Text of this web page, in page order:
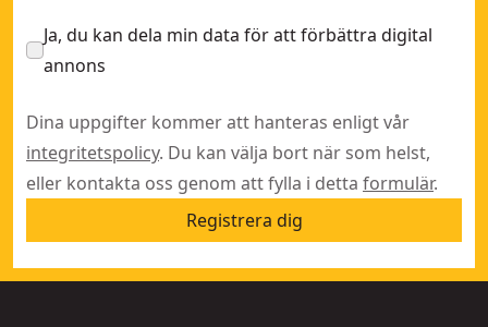
Ja, du kan dela min data för att förbättra digital
annons
Dina uppgifter kommer att hanteras enligt vår
integritetspolicy. Du kan välja bort när som helst,
eller kontakta oss genom att fylla i detta formulär.
Registrera dig